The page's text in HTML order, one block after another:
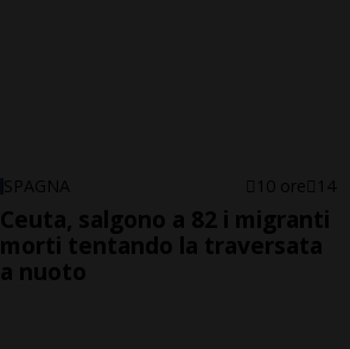
SPAGNA 10 ore 14
Ceuta, salgono a 82 i migranti
morti tentando la traversata
a nuoto